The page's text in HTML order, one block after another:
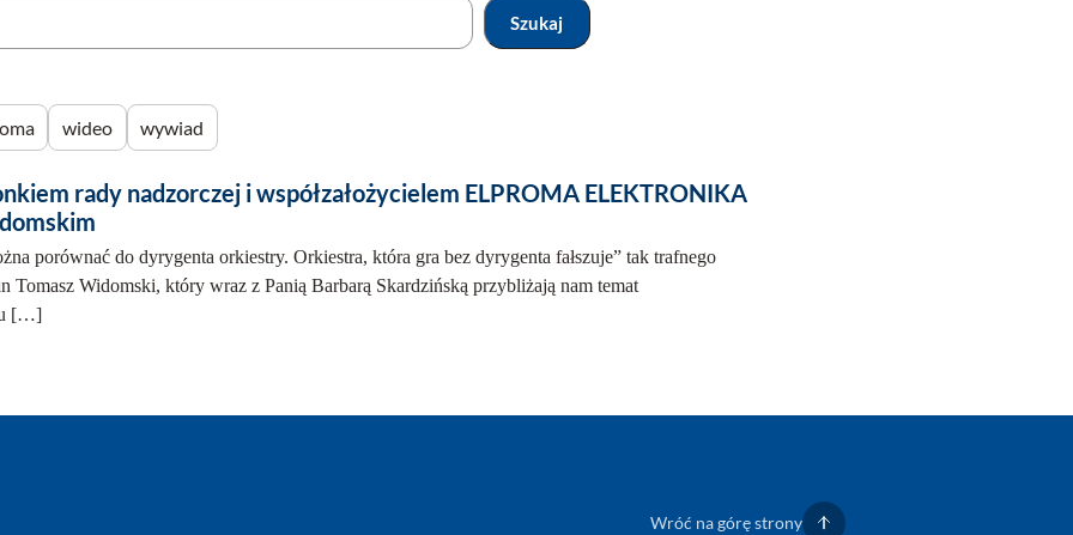
Szukaj
wideo wywiad
rady nadzorczej i współzałożycielem ELPROMA ELEKTRONIKA
porównać do dyrygenta orkiestry. Orkiestra, która gra bez dyrygenta fałszuje” tak trafnego
Tomasz Widomski, który wraz z Panią Barbarą Skardzińską przybliżają nam temat
[…]
Wróć na górę strony